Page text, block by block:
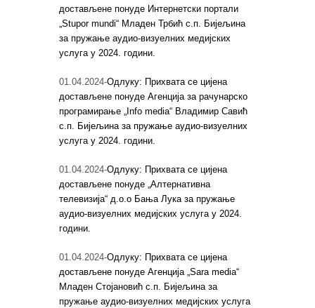
достављене понуде Интернетски портали
„Stupor mundi“ Младен Трбић с.п. Бијељина
за пружање аудио-визуелних медијских
услуга у 2024. години.
01.04.2024-Одлуку: Прихвата се цијена
достављене понуде Агенција за рачунарско
програмирање „Info media“ Владимир Савић
с.п. Бијељина за пружање аудио-визуелних
услуга у 2024. години.
01.04.2024-Одлуку: Прихвата се цијена
достављене понуде „Алтернативна
телевизија“ д.о.о Бања Лука за пружање
аудио-визуелних медијских услуга у 2024.
години.
01.04.2024-Одлуку: Прихвата се цијена
достављене понуде Агенција „Sara media“
Младен Стојановић с.п. Бијељина за
пружање аудио-визуелних медијских услуга